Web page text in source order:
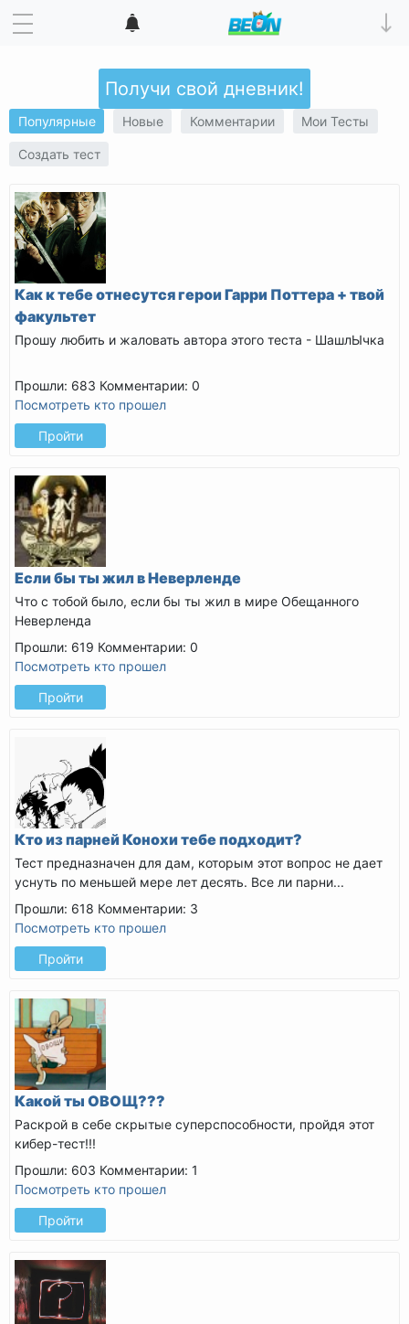
Получи свой дневник!
Популярные Новые Комментарии Мои Тесты
Создать тест
Как к тебе отнесутся герои Гарри Поттера + твой
факультет
Прошу любить и жаловать автора этого теста - ШашлЫчка
Прошли: 683 Комментарии: 0
Посмотреть кто прошел
Пройти
Если бы ты жил в Неверленде
Что с тобой было, если бы ты жил в мире Обещанного
Неверленда
Прошли: 619 Комментарии: 0
Посмотреть кто прошел
Пройти
Кто из парней Конохи тебе подходит?
Тест предназначен для дам, которым этот вопрос не дает
уснуть по меньшей мере лет десять. Все ли парни...
Прошли: 618 Комментарии: 3
Посмотреть кто прошел
Пройти
Какой ты ОВОЩ???
Раскрой в себе скрытые суперспособности, пройдя этот
кибер-тест!!!
Прошли: 603 Комментарии: 1
Посмотреть кто прошел
Пройти